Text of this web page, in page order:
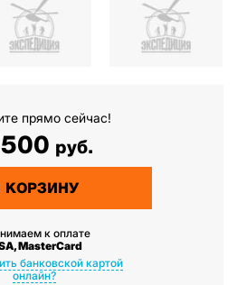
прямо сейчас!
руб.
КОРЗИНУ
к оплате
MasterCard
банковской картой
онлайн?